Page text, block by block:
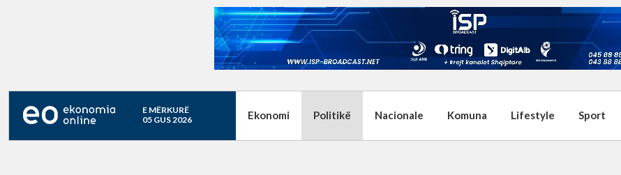
E MËRKURË
05 GUS 2026
Ekonomi Politikë Nacionale Komuna Lifestyle Sport